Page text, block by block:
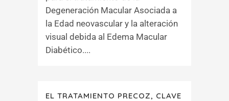
Degeneración Macular Asociada a
la Edad neovascular y la alteración
visual debida al Edema Macular
Diabético....
EL TRATAMIENTO PRECOZ, CLAVE